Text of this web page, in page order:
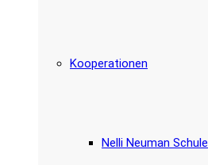
Kooperationen
Nelli Neuman Schule